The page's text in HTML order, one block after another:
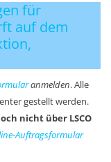
für
auf dem
anmelden. Alle
gestellt werden.
nicht über LSCO
Auftragsformular